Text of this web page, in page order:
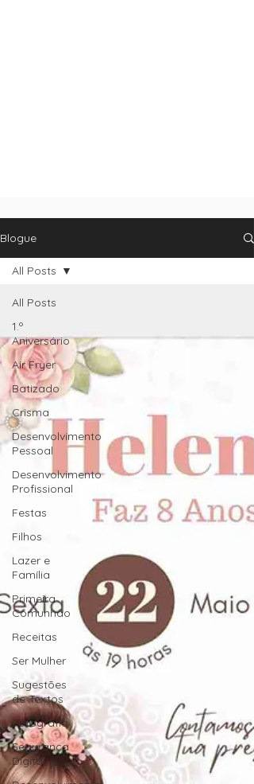
Blogue
All Posts
1.º
Aniversário
Air Fryer
Batizado
Crisma
Desenvolvimento
Pessoal
Desenvolvimento
Profissional
Festas
Filhos
Lazer e
Família
Primeira
Comunhão
Receitas
Ser Mulher
Sugestões
de Textos
Fotografia
Segurança
Digital
All Posts